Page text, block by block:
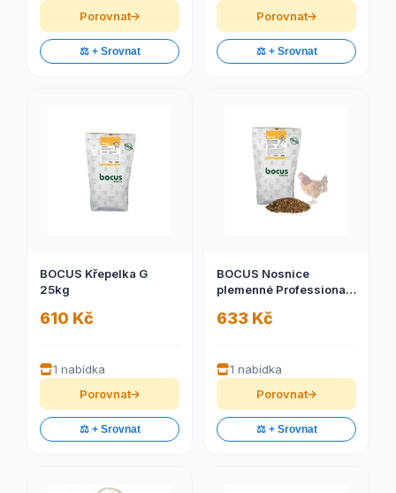
Porovnat
⚖️ + Srovnat
Porovnat
⚖️ + Srovnat
BOCUS Křepelka G
25kg
610 Kč
1 nabídka
Porovnat
⚖️ + Srovnat
BOCUS Nosnice
plemenné Professional
633 Kč
1 nabídka
Porovnat
⚖️ + Srovnat